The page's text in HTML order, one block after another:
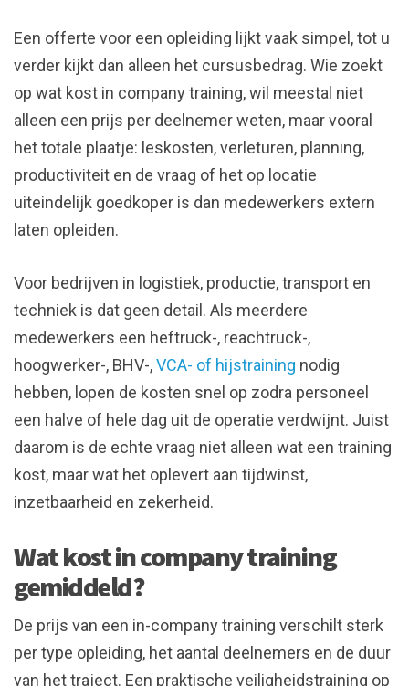
Een offerte voor een opleiding lijkt vaak simpel, tot u
verder kijkt dan alleen het cursusbedrag. Wie zoekt
op wat kost in company training, wil meestal niet
alleen een prijs per deelnemer weten, maar vooral
het totale plaatje: leskosten, verleturen, planning,
productiviteit en de vraag of het op locatie
uiteindelijk goedkoper is dan medewerkers extern
laten opleiden.
Voor bedrijven in logistiek, productie, transport en
techniek is dat geen detail. Als meerdere
medewerkers een heftruck-, reachtruck-,
hoogwerker-, BHV-,VCA- of hijstraining nodig
hebben, lopen de kosten snel op zodra personeel
een halve of hele dag uit de operatie verdwijnt. Juist
daarom is de echte vraag niet alleen wat een training
kost, maar wat het oplevert aan tijdwinst,
inzetbaarheid en zekerheid.
Wat kost in company training
gemiddeld?
De prijs van een in-company training verschilt sterk
per type opleiding, het aantal deelnemers en de duur
van het traject. Een praktische veiligheidstraining op